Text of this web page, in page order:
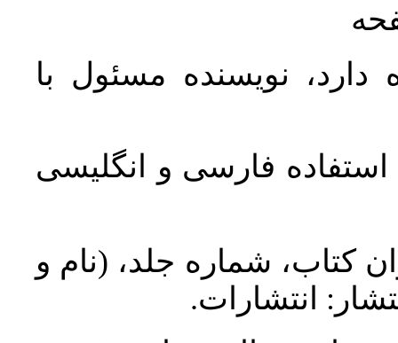
نویسنده مسئول با
استفاده فارسی و انگلیسی
کتاب، شماره جلد، (نام و
انتشارات.